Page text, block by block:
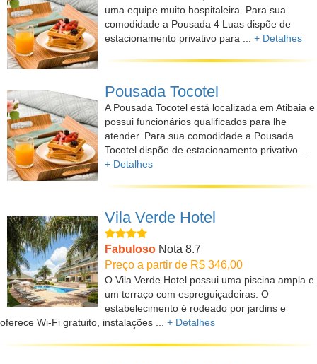
uma equipe muito hospitaleira. Para sua
comodidade a Pousada 4 Luas dispõe de
estacionamento privativo para ... + Detalhes
Pousada Tocotel
A Pousada Tocotel está localizada em Atibaia e
possui funcionários qualificados para lhe
atender. Para sua comodidade a Pousada
Tocotel dispõe de estacionamento privativo ...
+ Detalhes
Vila Verde Hotel
Fabuloso Nota 8.7
Preço a partir de R$ 346,00
O Vila Verde Hotel possui uma piscina ampla e
um terraço com espreguiçadeiras. O
estabelecimento é rodeado por jardins e
oferece Wi-Fi gratuito, instalações ... + Detalhes